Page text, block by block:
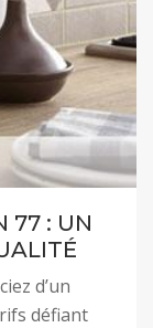
77 : UN
d’un
défiant